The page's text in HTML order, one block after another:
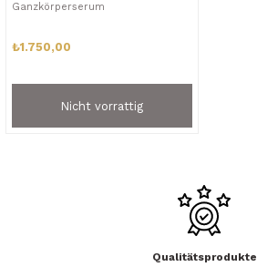
Ganzkörperserum
₺1.750,00
Nicht vorrattig
Qualitätsprodukte